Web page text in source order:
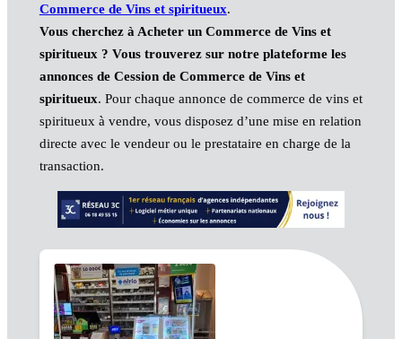
Commerce de Vins et spiritueux.
Vous cherchez à Acheter un Commerce de Vins et
spiritueux ? Vous trouverez sur notre plateforme les
annonces de Cession de Commerce de Vins et
spiritueux. Pour chaque annonce de commerce de vins et
spiritueux à vendre, vous disposez d’une mise en relation
directe avec le vendeur ou le prestataire en charge de la
transaction.